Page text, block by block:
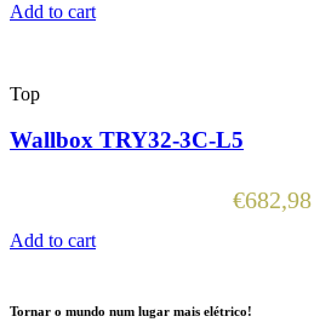
Add to cart
Top
Wallbox TRY32-3C-L5
€682,98
Add to cart
Tornar o mundo num lugar mais elétrico!